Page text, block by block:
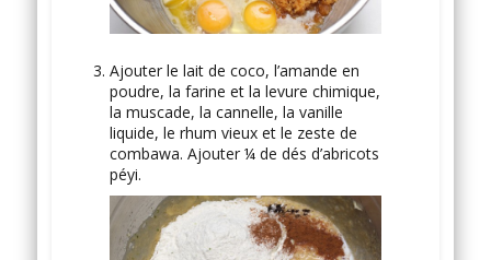
Ajouter le lait de coco, l’amande en
poudre, la farine et la levure chimique,
la muscade, la cannelle, la vanille
liquide, le rhum vieux et le zeste de
combawa. Ajouter ¼ de dés d’abricots
péyi.